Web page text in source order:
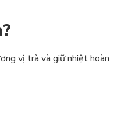
vị trà và giữ nhiệt hoàn